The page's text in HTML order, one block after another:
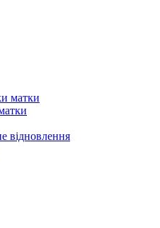
матки
відновлення